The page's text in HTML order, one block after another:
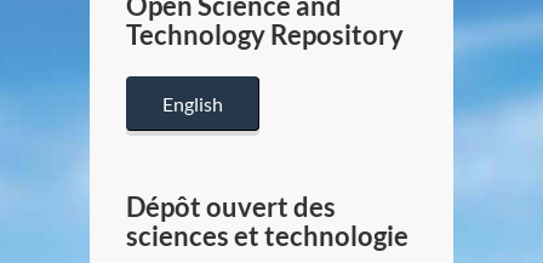
Canada
Technology Repository
English
Dépôt ouvert des
sciences et technologie